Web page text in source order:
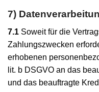
7)
7.1 Soweit für die
Zahlungszwecken
erhobenen
lit. b DSGVO an das
und das beauftragte